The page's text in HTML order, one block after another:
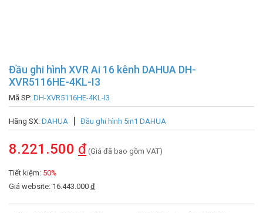
Đầu ghi hình XVR Ai 16 kênh DAHUA DH-
XVR5116HE-4KL-I3
Mã SP: DH-XVR5116HE-4KL-I3
Hãng SX: DAHUA Đầu ghi hình 5in1 DAHUA
8.221.500 đ (Giá đã bao gồm VAT)
Tiết kiệm: 50%
Giá website: 16.443.000 đ